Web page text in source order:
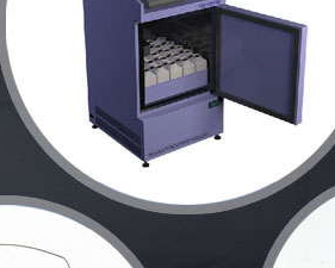
HY-F10型便携式明渠流量计
186-6365-3723